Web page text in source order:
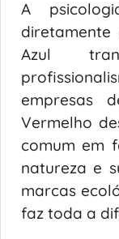
A
Azul
empresas
Vermelho
comum em
natureza e
marcas
faz toda a